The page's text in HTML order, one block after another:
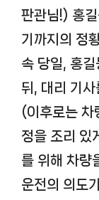
판관님!) 홍
기까지의 정
속 당일, 홍
뒤, 대리 기
(이후로는 차
정을 조리 있
를 위해 차량
운전의 의도